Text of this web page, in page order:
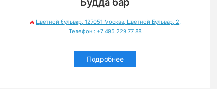
Цветной бульвар, 127051 Москва, Цветной Бульвар, 2,
Телефон : +7 495 229 77 88
Подробнее